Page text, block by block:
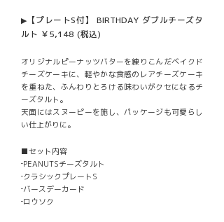
▶ 【プレートS付】 BIRTHDAY ダブルチーズタ
ルト ￥5,148 (税込)
オリジナルピーナッツバターを練りこんだベイクド
チーズケーキに、軽やかな食感のレアチーズケーキ
を重ねた、ふんわりとろける味わいがクセになるチ
ーズタルト。
天面にはスヌーピーを施し、パッケージも可愛らし
い仕上がりに。
■セット内容
‐PEANUTSチーズタルト
‐クラシックプレートS
‐バースデーカード
‐ロウソク